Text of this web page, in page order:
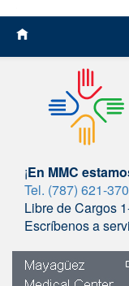
¡En MMC
Tel. (787) 621-
Libre de Cargos
Escríbenos a